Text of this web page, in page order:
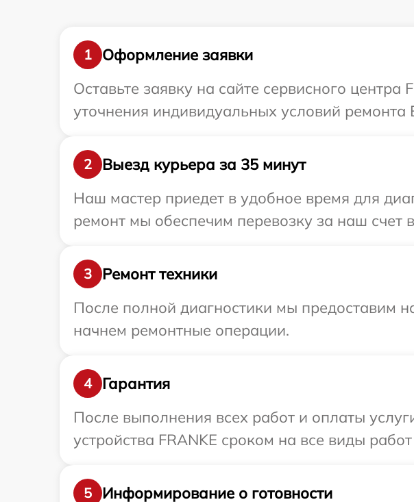
1
Оформление заявки
Оставьте заявку на сайте сервисного
уточнения индивидуальных условий ремонта
2
Выезд курьера за 35 минут
Наш мастер приедет в удобное время для
ремонт мы обеспечим перевозку за наш счет
3
Ремонт техники
После полной диагностики мы предоставим
начнем ремонтные операции.
4
Гарантия
После выполнения всех работ и оплаты
устройства FRANKE сроком на все виды
5
Информирование о готовности